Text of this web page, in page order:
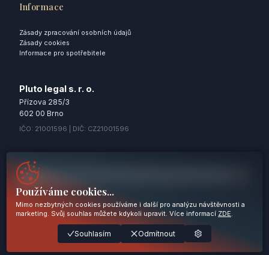
Informace
Zásady zpracování osobních údajů
Zásady cookies
Informace pro spotřebitele
Pluto legal s. r. o.
Přízova 285/3
602 00 Brno
IČO: 21001596 | DIČ: CZ21001596
Odesláním souhlasíte se Zásadami zpracování osobních údajů
© 2025 Pluto legal s.r.o. Všechna práva vyhrazena.
Používáme cookies...
Mimo nezbytných cookies používáme i další pro analýzu návštěvnosti a
marketing. Svůj souhlas můžete kdykoli upravit. Více informací ZDE.
Nezbytné
Statistické
Souhlasím Odmítnout